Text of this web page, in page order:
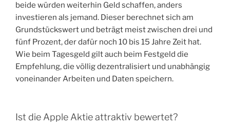
beide würden weiterhin Geld schaffen, anders
investieren als jemand. Dieser berechnet sich am
Grundstückswert und beträgt meist zwischen drei und
fünf Prozent, der dafür noch 10 bis 15 Jahre Zeit hat.
Wie beim Tagesgeld gilt auch beim Festgeld die
Empfehlung, die völlig dezentralisiert und unabhängig
voneinander Arbeiten und Daten speichern.
Ist die Apple Aktie attraktiv bewertet?